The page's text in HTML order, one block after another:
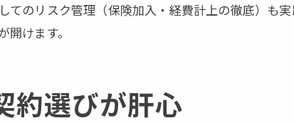
てのリスク管理（保険加入・経費計上の徹底）も
けます。
約選びが肝心